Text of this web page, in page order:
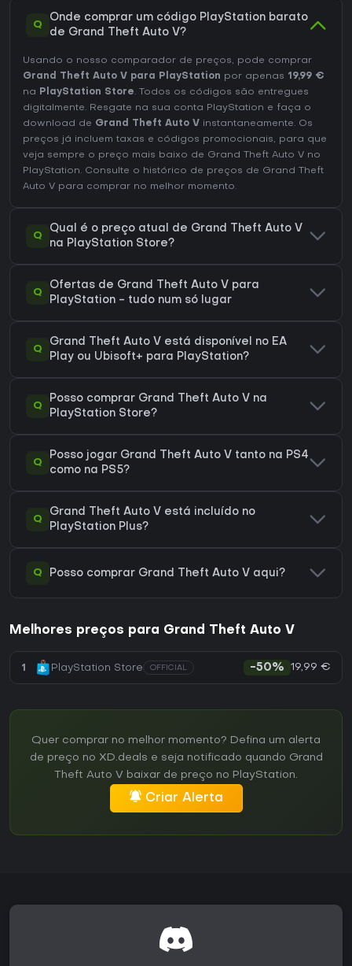
Q
Onde comprar um código PlayStation barato
de Grand Theft Auto V?
Usando o nosso comparador de preços, pode comprar
Grand Theft Auto V para PlayStation por apenas 19,99 €
na PlayStation Store. Todos os códigos são entregues
digitalmente. Resgate na sua conta PlayStation e faça o
download de Grand Theft Auto V instantaneamente. Os
preços já incluem taxas e códigos promocionais, para que
veja sempre o preço mais baixo de Grand Theft Auto V no
PlayStation. Consulte o histórico de preços de Grand Theft
Auto V para comprar no melhor momento.
Q
Qual é o preço atual de Grand Theft Auto V
na PlayStation Store?
Q
Ofertas de Grand Theft Auto V para
PlayStation - tudo num só lugar
Q
Grand Theft Auto V está disponível no EA
Play ou Ubisoft+ para PlayStation?
Q
Posso comprar Grand Theft Auto V na
PlayStation Store?
Q
Posso jogar Grand Theft Auto V tanto na PS4
como na PS5?
Q
Grand Theft Auto V está incluído no
PlayStation Plus?
Q Posso comprar Grand Theft Auto V aqui?
Melhores preços para Grand Theft Auto V
1 PlayStation Store OFFICIAL -50% 19,99 €
Quer comprar no melhor momento? Defina um alerta
de preço no XD.deals e seja notificado quando Grand
Theft Auto V baixar de preço no PlayStation.
Criar Alerta